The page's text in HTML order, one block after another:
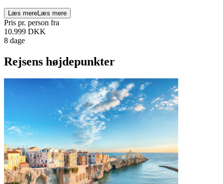
Læs mereLæs mere
Pris pr. person fra
10.999 DKK
8 dage
Rejsens højdepunkter